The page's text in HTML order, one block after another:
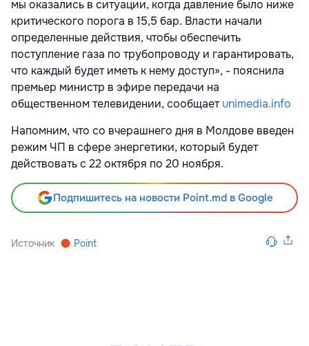
мы оказались в ситуации, когда давление было ниже
критического порога в 15,5 бар. Власти начали
определенные действия, чтобы обеспечить
поступление газа по трубопроводу и гарантировать,
что каждый будет иметь к нему доступ», - пояснила
премьер министр в эфире передачи на
общественном телевидении, сообщаетunimedia.info
Напомним, что со вчерашнего дня в Молдове введен
режим ЧП в сфере энергетики, который будет
действовать с 22 октября по 20 ноября.
Подпишитесь на новости Point.md в Google
Источник Point